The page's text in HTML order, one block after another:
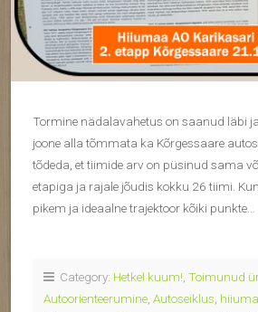
Tormine nädalavahetus on saanud läbi
joone alla tõmmata ka Kõrgessaare
tõdeda, et tiimide arv on püsinud sama
etapiga ja rajale jõudis kokku 26 tiimi.
pikem ja ideaalne trajektoor kõiki punkte…
Category: Hetkel kuum! Toimunud
Autoorienteerumine Autoseiklus